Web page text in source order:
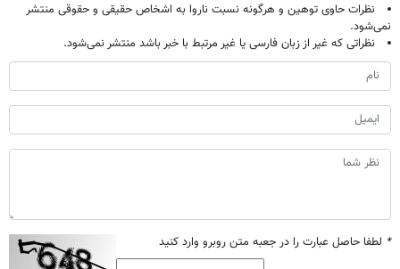
نظرات حاوی توهین و هرگونه نسبت ناروا به اشخاص حقیقی و حقوقی منتشر
نمی‌شود.
نظراتی که غیر از زبان فارسی یا غیر مرتبط با خبر باشد منتشر نمی‌شود.
* لطفا حاصل عبارت را در جعبه متن روبرو وارد کنید